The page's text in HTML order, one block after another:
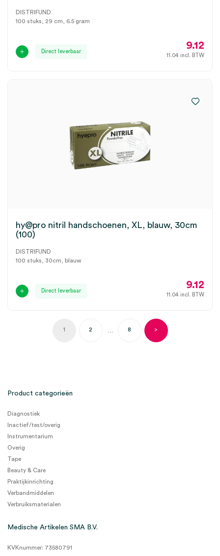
DISTRIFUND
100 stuks, 29 cm, 6.5 gram
Direct leverbaar
9.12
11.04 incl. BTW
hy@pro nitril handschoenen, XL, blauw, 30cm
(100)
DISTRIFUND
100 stuks, 30cm, blauw
Direct leverbaar
9.12
11.04 incl. BTW
1 2 8 >
Product categorieën
Diagnostiek
Inactief/test/overig
Instrumentarium
Overig
Tape
Beauty & Care
Praktijkinrichting
Verbandmiddelen
Verbruiksmaterialen
Medische Artikelen SMA B.V.
KVKnummer: 73580791